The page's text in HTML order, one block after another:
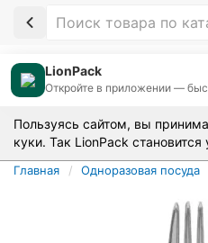
LionPack
Пользуясь сайтом, вы
куки. Так LionPack становится
Главная Одноразовая посуда